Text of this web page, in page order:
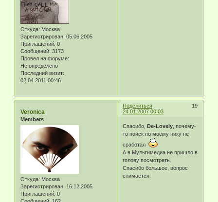
Откуда: Москва
Зарегистрирован: 05.06.2005
Приглашений: 0
Сообщений: 3173
Провел на форуме:
Не определено
Последний визит:
02.04.2011 00:46
Поделиться
19
24.01.2007 00:03
Veronica
Members
Откуда: Москва
Зарегистрирован: 16.12.2005
Приглашений: 0
Спасибо,De-Lovely , почему-
то поиск по моему нику не
сработал
А в Мультимедиа не пришло в
голову посмотреть.
Спасибо большое, вопрос
снимается.